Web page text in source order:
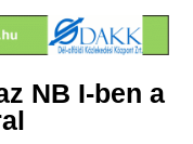
NB I-ben a